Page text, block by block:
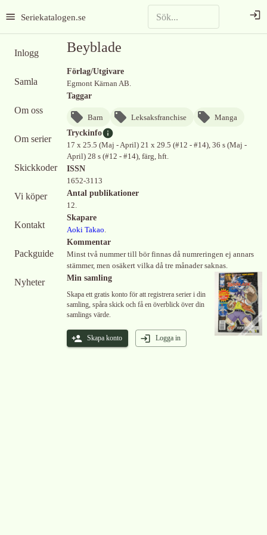
Seriekatalogen.se
Inlogg
Samla
Om oss
Om serier
Skickkoder
Vi köper
Kontakt
Packguide
Nyheter
Beyblade
Förlag/Utgivare
Egmont Kärnan AB.
Taggar
Barn Leksaksfranchise
Manga
Tryckinfo
17 x 25.5 (Maj - April) 21 x 29.5 (#12 - #14), 36 s (Maj -
April) 28 s (#12 - #14), färg, hft.
ISSN
1652-3113
Antal publikationer
12.
Skapare
Aoki Takao.
Kommentar
Minst två nummer till bör finnas då numreringen ej annars
stämmer, men osäkert vilka då tre månader saknas.
Min samling
Skapa ett gratis konto för att registrera serier i din
samling, spåra skick och få en överblick över din
samlings värde.
Skapa konto Logga in